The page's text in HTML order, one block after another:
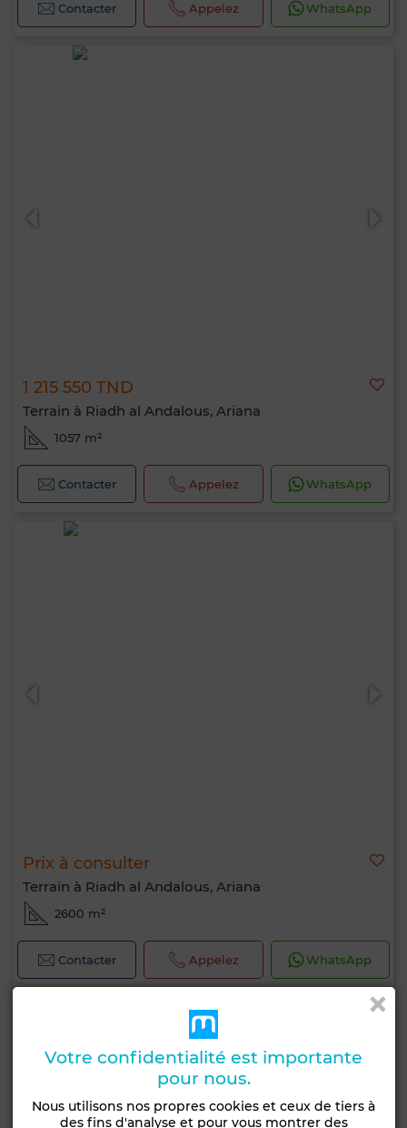
Contacter Appelez WhatsApp
1 215 550 TND
Terrain à Riadh al Andalous, Ariana
1057 m²
Contacter Appelez WhatsApp
Prix à consulter
Terrain à Riadh al Andalous, Ariana
2600 m²
Contacter Appelez WhatsApp
Votre confidentialité est importante
pour nous.
Nous utilisons nos propres cookies et ceux de tiers à
des fins d'analyse et pour vous montrer des